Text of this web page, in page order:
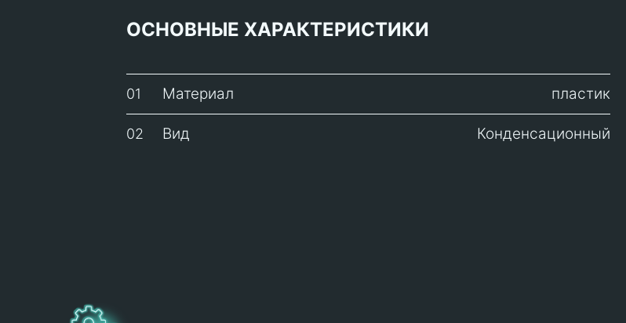
ОСНОВНЫЕ ХАРАКТЕРИСТИКИ
01 Материал пластик
02 Вид Конденсационный